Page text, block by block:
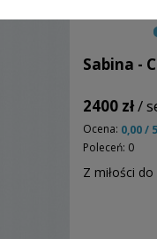
Sabina -
2400 zł/
Ocena: 0,00 / 5
Poleceń: 0
Z miłości